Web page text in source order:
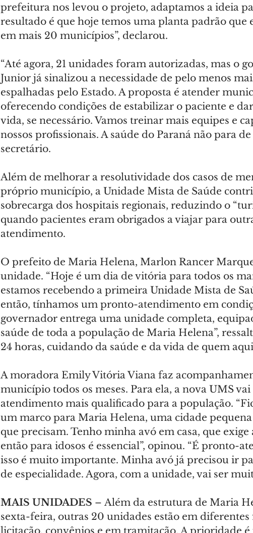
prefeitura nos levou o projeto, adaptamos a ideia
resultado é que hoje temos uma planta padrão que
em mais 20 municípios”, declarou.
“Até agora, 21 unidades foram autorizadas, mas o
Junior já sinalizou a necessidade de pelo menos
espalhadas pelo Estado. A proposta é atender
oferecendo condições de estabilizar o paciente e
vida, se necessário. Vamos treinar mais equipes e
nossos profissionais. A saúde do Paraná não para
secretário.
Além de melhorar a resolutividade dos casos de
próprio município, a Unidade Mista de Saúde
sobrecarga dos hospitais regionais, reduzindo o
quando pacientes eram obrigados a viajar para
atendimento.
O prefeito de Maria Helena, Marlon Rancer
unidade. “Hoje é um dia de vitória para todos os
estamos recebendo a primeira Unidade Mista de
então, tínhamos um pronto-atendimento em
governador entrega uma unidade completa,
saúde de toda a população de Maria Helena”,
24 horas, cuidando da saúde e da vida de quem
A moradora Emily Vitória Viana faz
município todos os meses. Para ela, a nova UMS
atendimento mais qualificado para a população.
um marco para Maria Helena, uma cidade
que precisam. Tenho minha avó em casa, que
então para idosos é essencial”, opinou. “É pronto-
isso é muito importante. Minha avó já precisou ir
de especialidade. Agora, com a unidade, vai ser
MAIS UNIDADES – Além da estrutura de Maria
sexta-feira, outras 20 unidades estão em diferentes